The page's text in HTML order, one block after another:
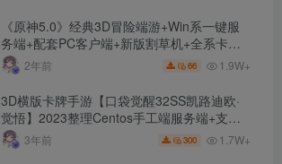
《原神5.0》经典3D冒险端游+Win系一键服
务端+配套PC客户端+新版割草机+全系卡池
文件2年前 66 1.9W+
3D横版卡牌手游【口袋觉醒32SS凯路迪欧·
觉悟】2023整理Centos手工端服务端+支付
对接+安卓苹果双端+运营后台+GM授权后台
+代理后台
3年前 300 1.7W+